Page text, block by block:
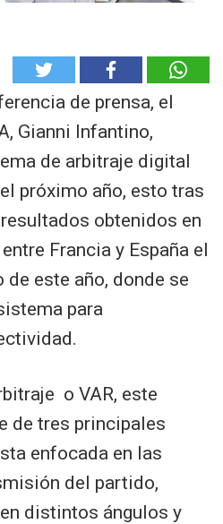
de prensa, el
Gianni Infantino,
de arbitraje digital
próximo año, esto tras
obtenidos en
Francia y España el
este año, donde se
para
o VAR, este
de tres principales
enfocada en las
del partido,
distintos ángulos y